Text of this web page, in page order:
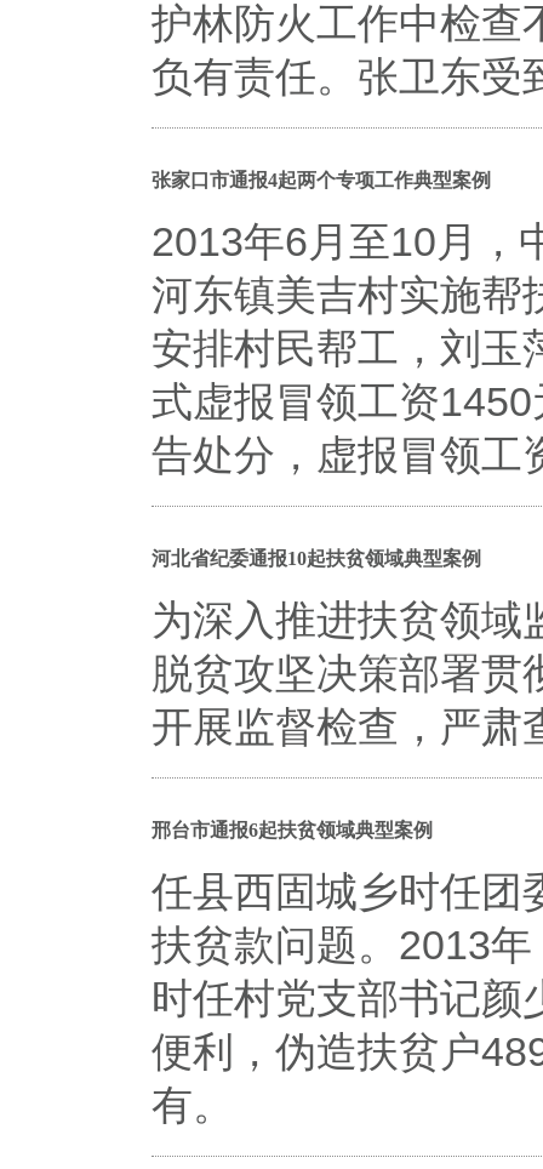
护林防火工作中检查
负有责任。张卫东受
张家口市通报4起两个专项工作典型案例
2013年6月至10月，
河东镇美吉村实施帮
安排村民帮工，刘玉
式虚报冒领工资
告处分，虚报冒领工
河北省纪委通报10起扶贫领域典型案例
为深入推进扶贫领域
脱贫攻坚决策部署贯
开展监督检查，严肃
邢台市通报6起扶贫领域典型案例
任县西固城乡时任团
扶贫款问题。2013
时任村党支部书记颜
便利，伪造扶贫户
有。